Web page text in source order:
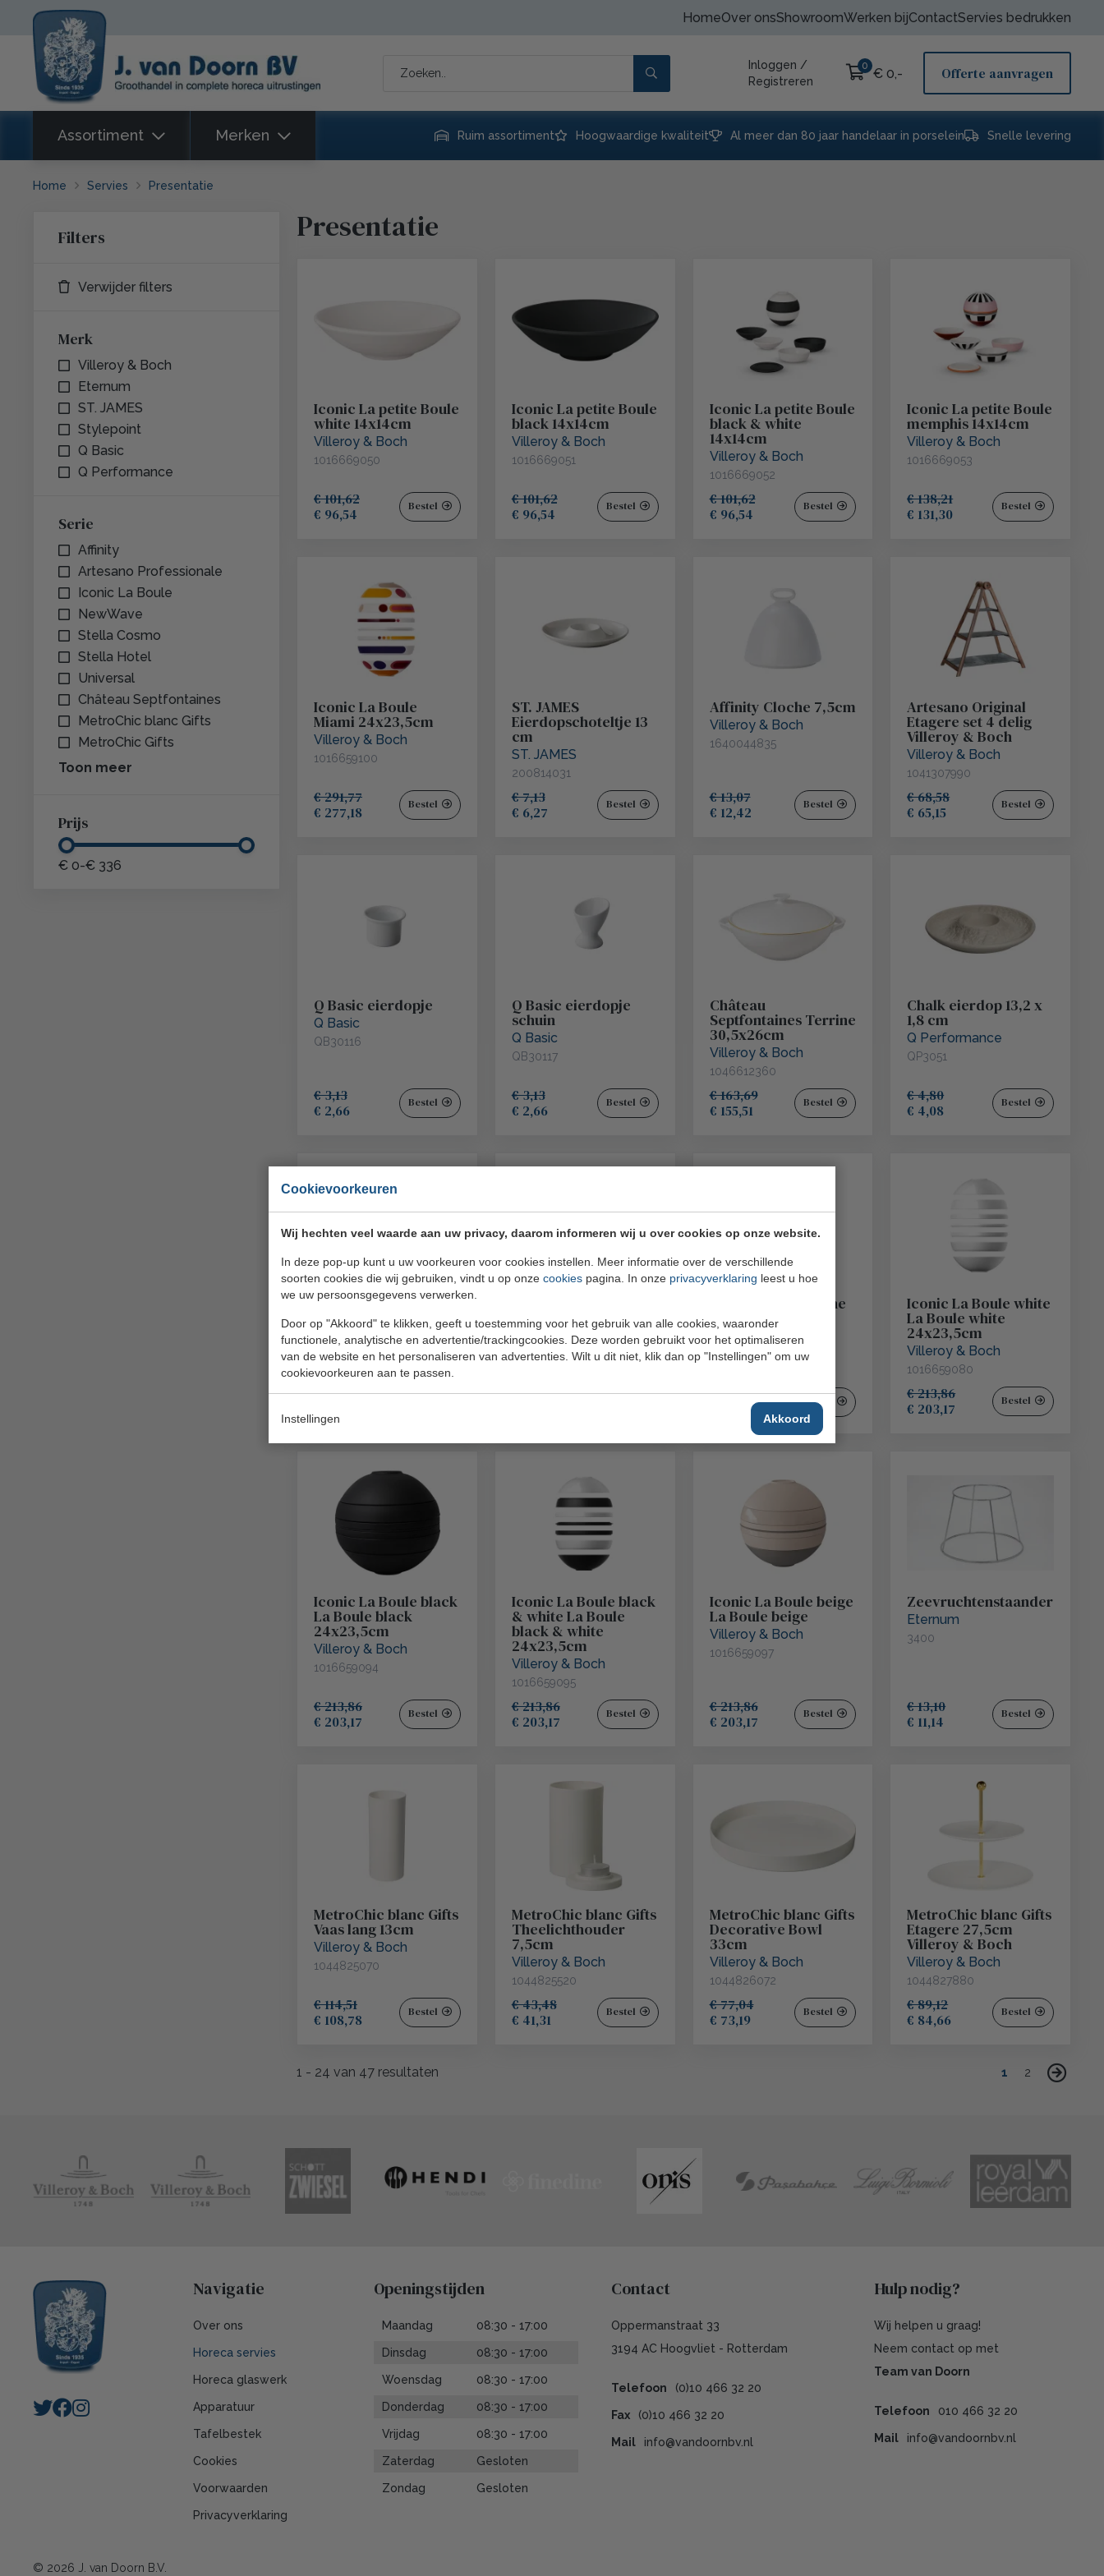
Cookievoorkeuren
Wij hechten veel waarde aan uw privacy, daarom informeren wij u over cookies op onze website.
In deze pop-up kunt u uw voorkeuren voor cookies instellen. Meer informatie over de verschillende
soorten cookies die wij gebruiken, vindt u op onze cookies pagina. In onze privacyverklaring leest u hoe
we uw persoonsgegevens verwerken.
Door op "Akkoord" te klikken, geeft u toestemming voor het gebruik van alle cookies, waaronder
functionele, analytische en advertentie/trackingcookies. Deze worden gebruikt voor het optimaliseren
van de website en het personaliseren van advertenties. Wilt u dit niet, klik dan op "Instellingen" om uw
cookievoorkeuren aan te passen.
Instellingen Akkoord
HomeOver onsShowroomWerken bijContactServies bedrukken
Inloggen /
Registreren
0 € 0,- Offerte aanvragen
Assortiment
Servies
Glaswerk
Keuken
Bar
Presentatiemiddelen
Disposables & Hygiëne
Tafelaccessoires
Merken
Palmer
Pasabahce Bar Professional
Royal Leerdam Tess Posthumus Duralex
Vidivi Mammoet
Truyts
Arktic
Bormioli La Rochere
F2D / Fine 2 Dine
Chic BonBistro
AmerBox
Sier Disposables
Q Basic
Q Authentic
Rocco Bormioli
Ruim assortiment Hoogwaardige kwaliteit Al meer dan 80 jaar handelaar in porselein Snelle levering
Home Servies Presentatie
Filters
Verwijder filters
Merk
Villeroy & Boch
Eternum
ST. JAMES
Stylepoint
Q Basic
Q Performance
Serie
Affinity
Artesano Professionale
Iconic La Boule
NewWave
Stella Cosmo
Stella Hotel
Universal
Château Septfontaines
MetroChic blanc Gifts
MetroChic Gifts
Toon meer
Prijs
€ 0-€ 336
Presentatie
Iconic La petite Boule
white 14x14cm
Villeroy & Boch
1016669050
€ 101,62
€ 96,54
Bestel
Iconic La petite Boule
black 14x14cm
Villeroy & Boch
1016669051
€ 101,62
€ 96,54
Bestel
Iconic La petite Boule
black & white
14x14cm
Villeroy & Boch
1016669052
€ 101,62
€ 96,54
Bestel
Iconic La petite Boule
memphis 14x14cm
Villeroy & Boch
1016669053
€ 138,21
€ 131,30
Bestel
Iconic La Boule
Miami 24x23,5cm
Villeroy & Boch
1016659100
€ 291,77
€ 277,18
Bestel
ST. JAMES
Eierdopschoteltje 13
cm
ST. JAMES
200814031
€ 7,13
€ 6,27
Bestel
Affinity Cloche 7,5cm
Villeroy & Boch
1640044835
€ 13,07
€ 12,42
Bestel
Artesano Original
Etagere set 4 delig
Villeroy & Boch
Villeroy & Boch
1041307990
€ 68,58
€ 65,15
Bestel
Q Basic eierdopje
Q Basic
QB30116
€ 3,13
€ 2,66
Bestel
Q Basic eierdopje
schuin
Q Basic
QB30117
€ 3,13
€ 2,66
Bestel
Château
Septfontaines Terrine
30,5x26cm
Villeroy & Boch
1046612360
€ 163,69
€ 155,51
Bestel
Chalk eierdop 13,2 x
1,8 cm
Q Performance
QP3051
€ 4,80
€ 4,08
Bestel
Spots eierdop 13,2 x
1,8 cm
Q Performance
QP5051
€ 4,80
zwart incl. mini lepel
Stylepoint
QR17250
€ 17,21
Peper en zout kleine
lepel
Stylepoint
QR17251
Bestel
Iconic La Boule white
La Boule white
24x23,5cm
Villeroy & Boch
1016659080
€ 213,86
€ 203,17
Bestel
Iconic La Boule black
La Boule black
24x23,5cm
Villeroy & Boch
1016659094
€ 213,86
€ 203,17
Bestel
Iconic La Boule black
& white La Boule
black & white
24x23,5cm
Villeroy & Boch
1016659095
€ 213,86
€ 203,17
Bestel
Iconic La Boule beige
La Boule beige
Villeroy & Boch
1016659097
€ 213,86
€ 203,17
Bestel
Zeevruchtenstaander
Eternum
3400
€ 13,10
€ 11,14
Bestel
MetroChic blanc Gifts
Vaas lang 13cm
Villeroy & Boch
1044825070
€ 114,51
€ 108,78
Bestel
MetroChic blanc Gifts
Theelichthouder
7,5cm
Villeroy & Boch
1044825520
€ 43,48
€ 41,31
Bestel
MetroChic blanc Gifts
Decorative Bowl
33cm
Villeroy & Boch
1044826072
€ 77,04
€ 73,19
Bestel
MetroChic blanc Gifts
Etagere 27,5cm
Villeroy & Boch
Villeroy & Boch
1044827880
€ 89,12
€ 84,66
Bestel
1 - 24 van 47 resultaten 1 2
Navigatie
Over ons
Horeca servies
Horeca glaswerk
Apparatuur
Tafelbestek
Cookies
Voorwaarden
Privacyverklaring
Openingstijden
Maandag 08:30 - 17:00
Dinsdag 08:30 - 17:00
Woensdag 08:30 - 17:00
Donderdag 08:30 - 17:00
Vrijdag 08:30 - 17:00
Zaterdag Gesloten
Zondag Gesloten
Contact
Oppermanstraat 33
3194 AC Hoogvliet - Rotterdam
Telefoon (0)10 466 32 20
Fax (0)10 466 32 20
Mail info@vandoornbv.nl
Hulp nodig?
Wij helpen u graag!
Neem contact op met
Team van Doorn
Telefoon 010 466 32 20
Mail info@vandoornbv.nl
© 2026 J. van Doorn B.V.